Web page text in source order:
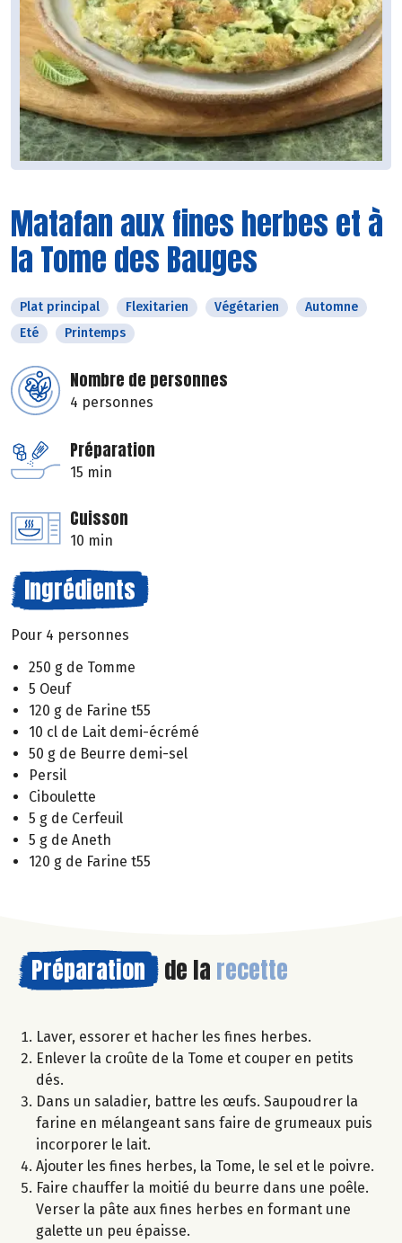
Matafan aux fines herbes et à
la Tome des Bauges
Plat principal Flexitarien Végétarien
Automne
Eté
Printemps
Nombre de personnes
4 personnes
Préparation
15 min
Cuisson
10 min
Ingrédients
Pour 4 personnes
250 g de Tomme
5 Oeuf
120 g de Farine t55
10 cl de Lait demi-écrémé
50 g de Beurre demi-sel
Persil
Ciboulette
5 g de Cerfeuil
5 g de Aneth
120 g de Farine t55
Préparation de la recette
Laver, essorer et hacher les fines herbes.
Enlever la croûte de la Tome et couper en petits
dés.
Dans un saladier, battre les œufs. Saupoudrer la
farine en mélangeant sans faire de grumeaux puis
incorporer le lait.
Ajouter les fines herbes, la Tome, le sel et le poivre.
Faire chauffer la moitié du beurre dans une poêle.
Verser la pâte aux fines herbes en formant une
galette un peu épaisse.